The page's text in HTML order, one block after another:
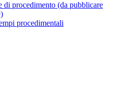
di procedimento (da pubblicare
procedimentali